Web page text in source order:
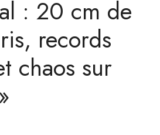
: 20 cm de
records
chaos sur